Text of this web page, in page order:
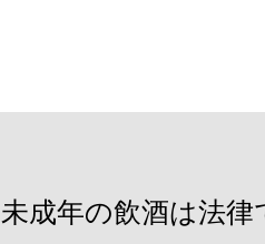
未成年の飲酒は法律